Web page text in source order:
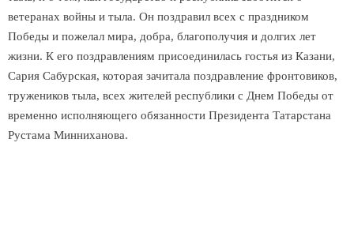
ветеранах войны и тыла. Он поздравил всех с праздником
Победы и пожелал мира, добра, благополучия и долгих лет
жизни. К его поздравлениям присоединилась гостья из Казани,
Сария Сабурская, которая зачитала поздравление фронтовиков,
тружеников тыла, всех жителей республики с Днем Победы от
временно исполняющего обязанности Президента Татарстана
Рустама Минниханова.